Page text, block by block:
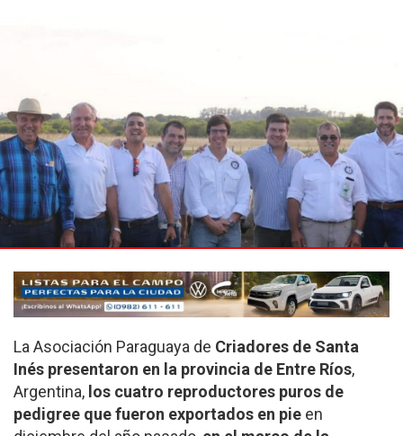
La Asociación Paraguaya de Criadores de Santa
Inés presentaron en la provincia de Entre Ríos,
Argentina, los cuatro reproductores puros de
pedigree que fueron exportados en pie en